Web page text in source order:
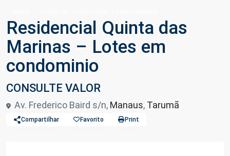
Residencial Quinta das
Marinas – Lotes em
condominio
CONSULTE VALOR
Av. Frederico Baird s/n, Manaus, Tarumã
Compartilhar Favorito Print